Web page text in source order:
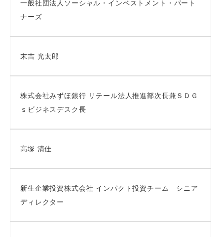
一般社団法人ソーシャル・インベストメント・パート
ナーズ
末吉 光太郎
株式会社みずほ銀行 リテール法人推進部次長兼ＳＤＧ
ｓビジネスデスク長
高塚 清佳
新生企業投資株式会社 インパクト投資チーム シニア
ディレクター